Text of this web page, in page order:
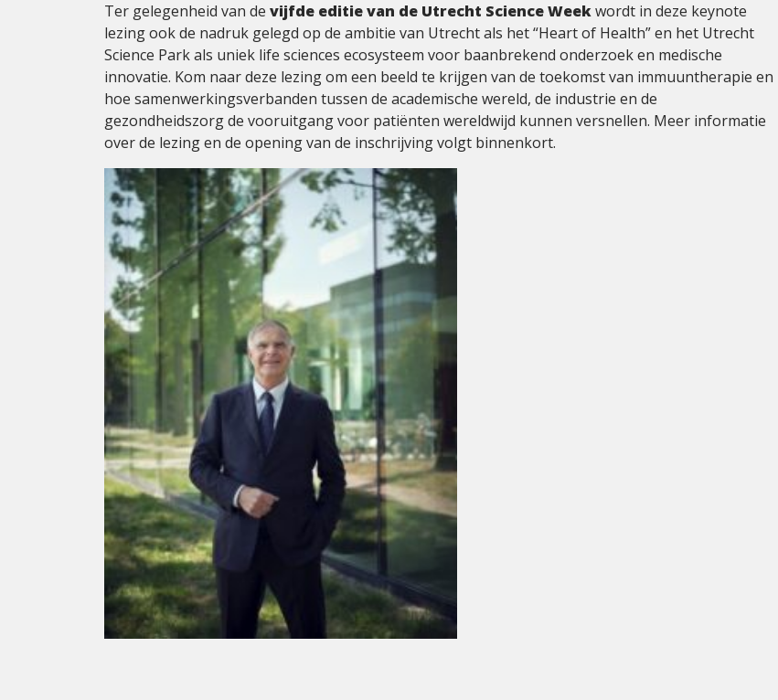
Ter gelegenheid van de vijfde editie van de Utrecht Science Weekwordt in deze keynote
lezing ook de nadruk gelegd op de ambitie van Utrecht als het “Heart of Health” en het Utrecht
Science Park als uniek life sciences ecosysteem voor baanbrekend onderzoek en medische
innovatie. Kom naar deze lezing om een beeld te krijgen van de toekomst van immuuntherapie en
hoe samenwerkingsverbanden tussen de academische wereld, de industrie en de
gezondheidszorg de vooruitgang voor patiënten wereldwijd kunnen versnellen. Meer informatie
over de lezing en de opening van de inschrijving volgt binnenkort.